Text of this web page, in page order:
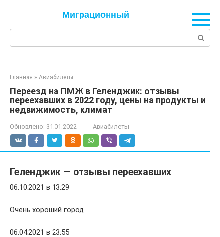
Миграционный
Главная » Авиабилеты
Переезд на ПМЖ в Геленджик: отзывы
переехавших в 2022 году, цены на продукты и
недвижимость, климат
Обновлено: 31.01.2022 Авиабилеты
Геленджик — отзывы переехавших
06.10.2021 в 13:29
Очень хороший город
06.04.2021 в 23:55